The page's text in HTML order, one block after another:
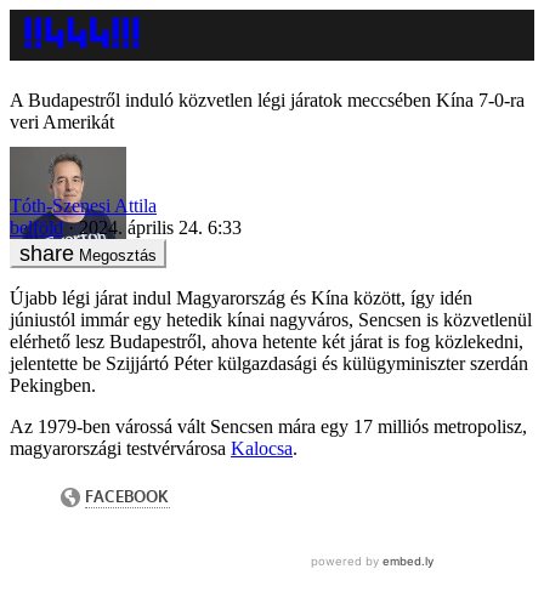
A Budapestről induló közvetlen légi járatok meccsében Kína 7-0-ra
veri Amerikát
Tóth-Szenesi Attila
belföld
2024. április 24. 6:33
Megosztás
Újabb légi járat indul Magyarország és Kína között, így idén
júniustól immár egy hetedik kínai nagyváros, Sencsen is közvetlenül
elérhető lesz Budapestről, ahova hetente két járat is fog közlekedni,
jelentette be Szijjártó Péter külgazdasági és külügyminiszter szerdán
Pekingben.
Az 1979-ben várossá vált Sencsen mára egy 17 milliós metropolisz,
magyarországi testvérvárosa Kalocsa.